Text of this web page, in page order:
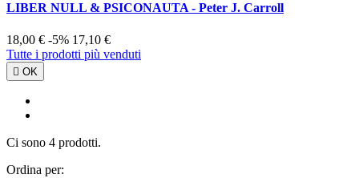
LIBER NULL & PSICONAUTA - Peter J. Carroll
18,00 € -5% 17,10 €
Tutte i prodotti più venduti
 OK
Ci sono 4 prodotti.
Ordina per: